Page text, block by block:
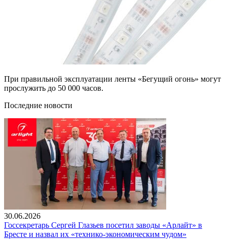
При правильной эксплуатации ленты «Бегущий огонь» могут
прослужить до 50 000 часов.
Последние новости
30.06.2026
Госсекретарь Сергей Глазьев посетил заводы «Арлайт» в
Бресте и назвал их «технико-экономическим чудом»